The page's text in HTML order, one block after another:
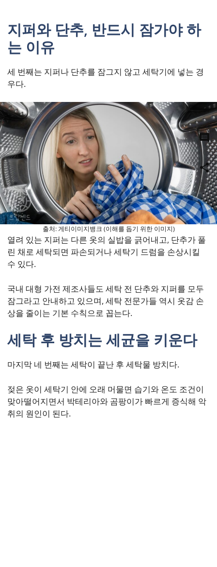
지퍼와 단추, 반드시 잠가야 하
는 이유
세 번째는 지퍼나 단추를 잠그지 않고 세탁기에 넣는 경
우다.
출처: 게티이미지뱅크 (이해를 돕기 위한 이미지)
열려 있는 지퍼는 다른 옷의 실밥을 긁어내고, 단추가 풀
린 채로 세탁되면 파손되거나 세탁기 드럼을 손상시킬
수 있다.
국내 대형 가전 제조사들도 세탁 전 단추와 지퍼를 모두
잠그라고 안내하고 있으며, 세탁 전문가들 역시 옷감 손
상을 줄이는 기본 수칙으로 꼽는다.
세탁 후 방치는 세균을 키운다
마지막 네 번째는 세탁이 끝난 후 세탁물 방치다.
젖은 옷이 세탁기 안에 오래 머물면 습기와 온도 조건이
맞아떨어지면서 박테리아와 곰팡이가 빠르게 증식해 악
취의 원인이 된다.
0
공유